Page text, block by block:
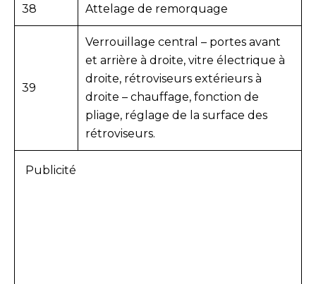
38 Attelage de remorquage
39
Verrouillage central – portes avant
et arrière à droite, vitre électrique à
droite, rétroviseurs extérieurs à
droite – chauffage, fonction de
pliage, réglage de la surface des
rétroviseurs.
Publicité